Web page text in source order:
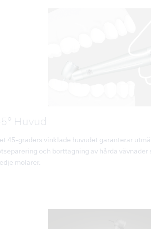
Huvud
45-graders vinklade huvudet garanterar
och borttagning av hårda
molarer.